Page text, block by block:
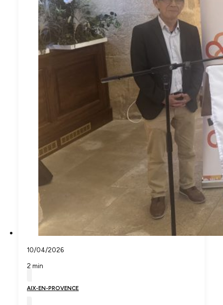
10/04/2026
2 min
AIX-EN-PROVENCE